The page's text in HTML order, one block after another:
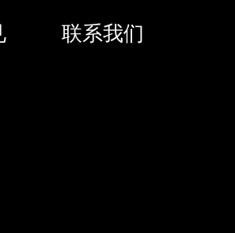
联系我们